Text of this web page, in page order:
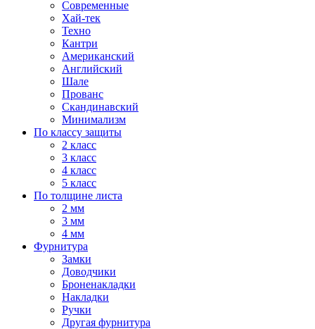
Современные
Хай-тек
Техно
Кантри
Американский
Английский
Шале
Прованс
Скандинавский
Минимализм
По классу защиты
2 класс
3 класс
4 класс
5 класс
По толщине листа
2 мм
3 мм
4 мм
Фурнитура
Замки
Доводчики
Броненакладки
Накладки
Ручки
Другая фурнитура